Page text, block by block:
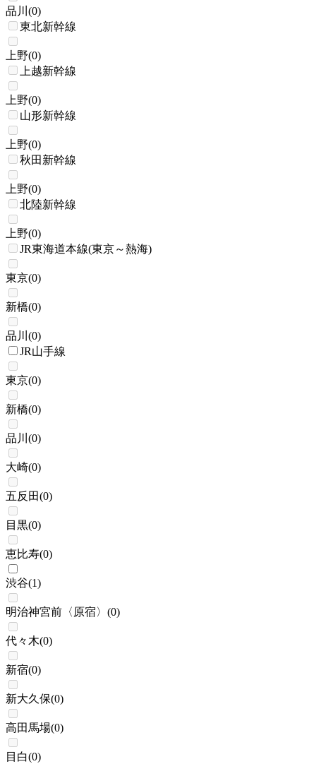
品川 (0)
東北新幹線
上野(0)
上越新幹線
上野(0)
山形新幹線
上野(0)
秋田新幹線
上野(0)
北陸新幹線
上野(0)
JR東海道本線(東京～熱海)
東京(0)
新橋(0)
品川 (0)
JR山手線
東京(0)
新橋(0)
品川 (0)
大崎(0)
五反田(0)
目黒(0)
恵比寿(0)
渋谷(1)
明治神宮前〈原宿〉 (0)
代々木(0)
新宿(0)
新大久保(0)
高田馬場(0)
目白(0)